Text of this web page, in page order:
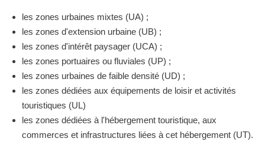
les zones urbaines mixtes (UA) ;
les zones d'extension urbaine (UB) ;
les zones d'intérêt paysager (UCA) ;
les zones portuaires ou fluviales (UP) ;
les zones urbaines de faible densité (UD) ;
les zones dédiées aux équipements de loisir et activités
touristiques (UL)
les zones dédiées à l'hébergement touristique, aux
commerces et infrastructures liées à cet hébergement (UT).